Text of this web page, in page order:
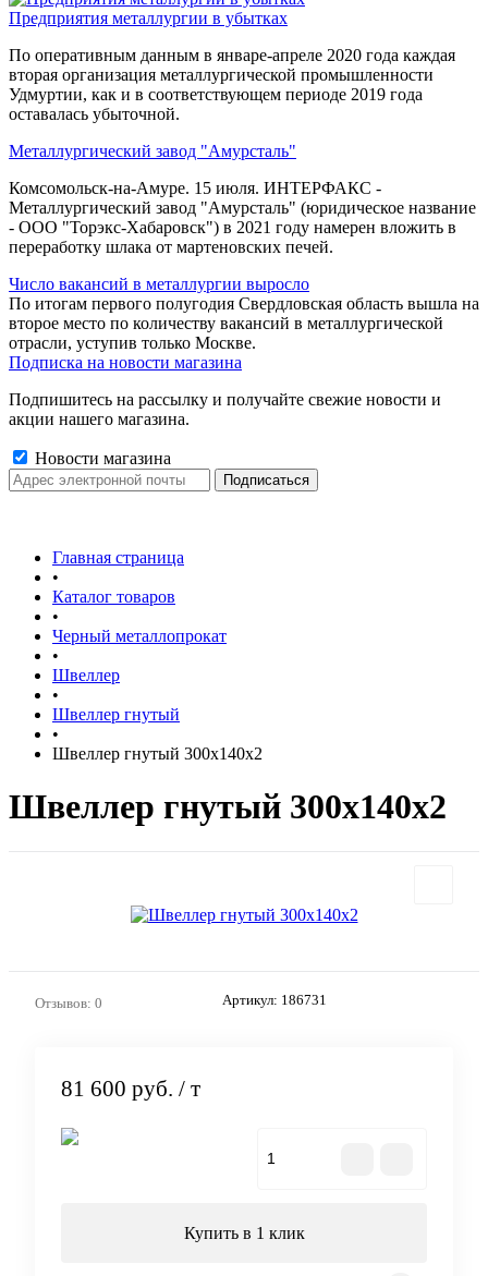
Предприятия металлургии в убытках
По оперативным данным в январе-апреле 2020 года каждая
вторая организация металлургической промышленности
Удмуртии, как и в соответствующем периоде 2019 года
оставалась убыточной.
Металлургический завод "Амурсталь"
Комсомольск-на-Амуре. 15 июля. ИНТЕРФАКС -
Металлургический завод "Амурсталь" (юридическое название
- ООО "Торэкс-Хабаровск") в 2021 году намерен вложить в
переработку шлака от мартеновских печей.
Число вакансий в металлургии выросло
По итогам первого полугодия Свердловская область вышла на
второе место по количеству вакансий в металлургической
отрасли, уступив только Москве.
Подписка на новости магазина
Подпишитесь на рассылку и получайте свежие новости и
акции нашего магазина.
Новости магазина
Главная страница
•
Каталог товаров
•
Черный металлопрокат
•
Швеллер
•
Швеллер гнутый
•
Швеллер гнутый 300х140х2
Швеллер гнутый 300х140х2
Отзывов: 0 Артикул: 186731
81 600 руб. / т
Купить в 1 клик